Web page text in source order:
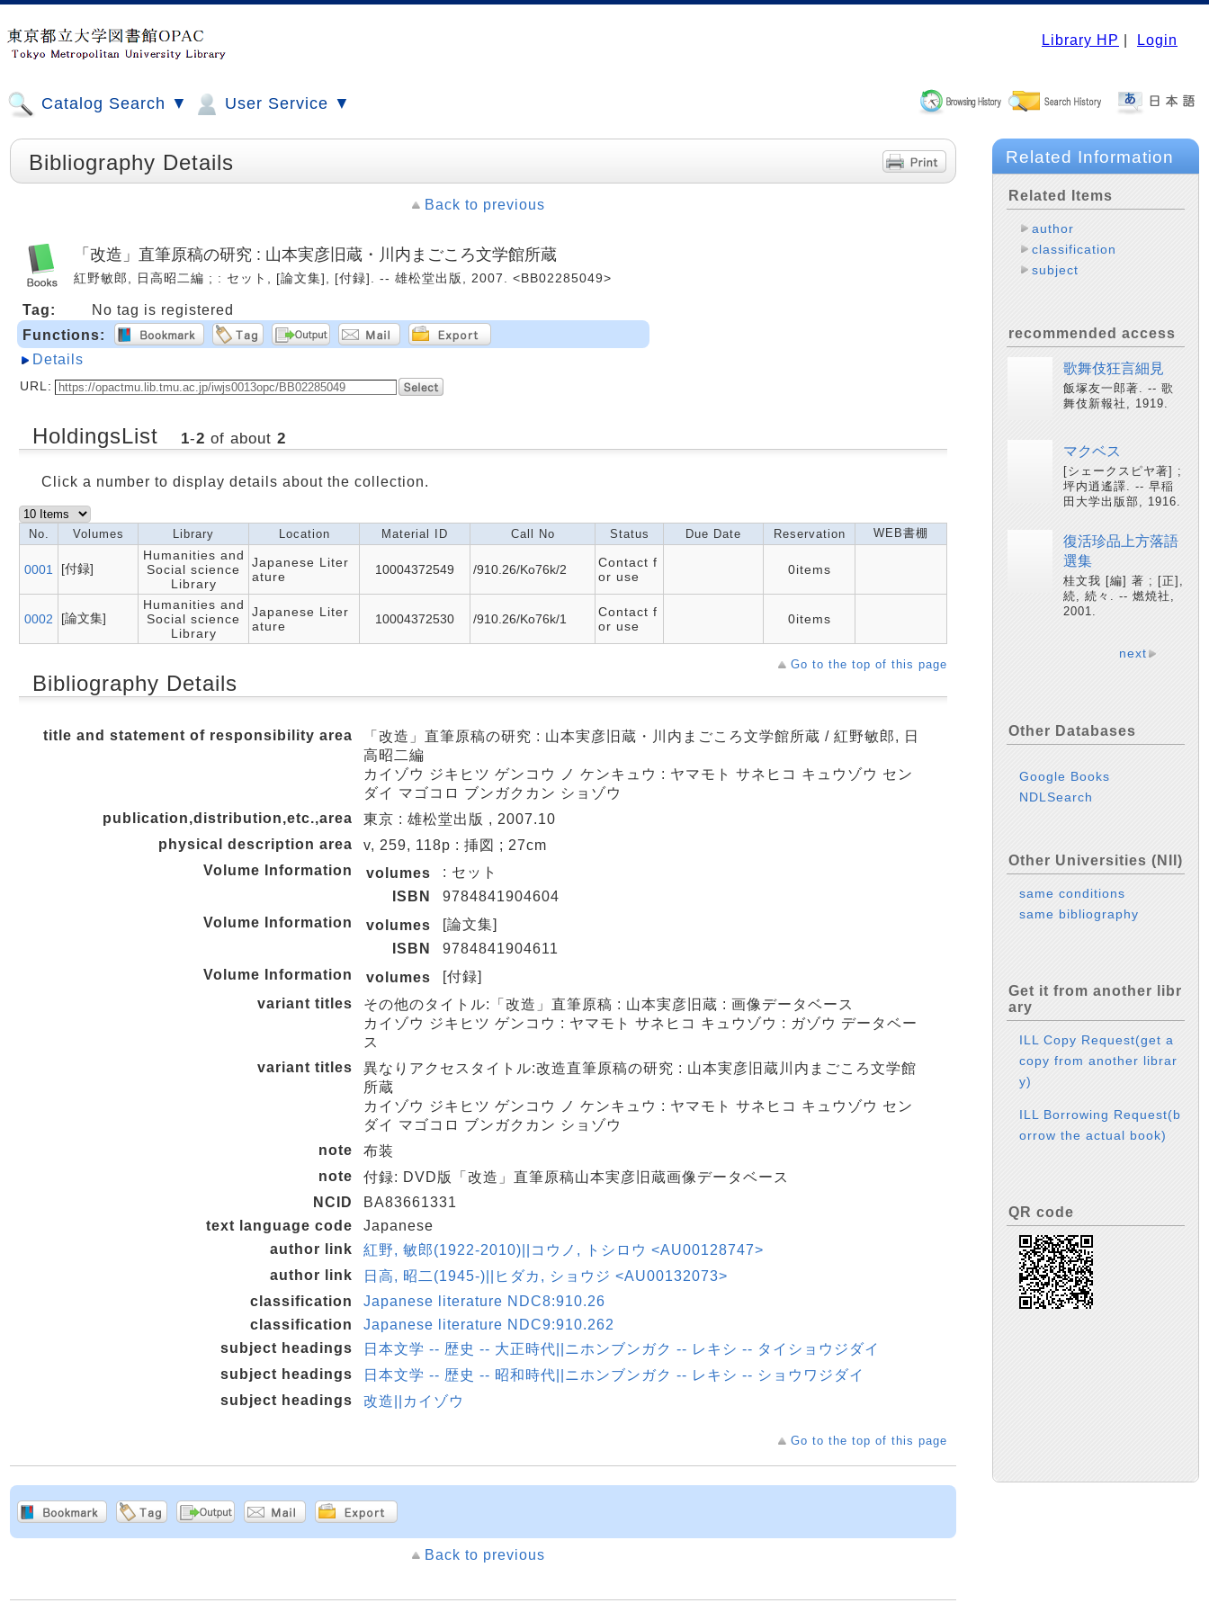
Library HP Login
Catalog Search ▼ User Service ▼
Bibliography Details
Back to previous
「改造」直筆原稿の研究 : 山本実彦旧蔵・川内まごころ文学館所蔵
紅野敏郎, 日高昭二編 ; : セット, [論文集], [付録]. -- 雄松堂出版, 2007. <BB02285049>
Tag:
No tag is registered
Functions:
Details
URL:
HoldingsList 1-2 of about 2
Click a number to display details about the collection.
No. Volumes Library Location Material ID Call No Status Due Date Reservation WEB書棚
0001 [付録]
Humanities and
Social science
Library
Japanese Liter
ature
10004372549 /910.26/Ko76k/2
Contact f
or use
0items
0002 [論文集]
Humanities and
Social science
Library
Japanese Liter
ature
10004372530 /910.26/Ko76k/1
Contact f
or use
0items
Go to the top of this page
Bibliography Details
title and statement of responsibility area
「改造」直筆原稿の研究 : 山本実彦旧蔵・川内まごころ文学館所蔵 / 紅野敏郎, 日
高昭二編
カイゾウ ジキヒツ ゲンコウ ノ ケンキュウ : ヤマモト サネヒコ キュウゾウ セン
ダイ マゴコロ ブンガクカン ショゾウ
publication,distribution,etc.,area
東京 : 雄松堂出版 , 2007.10
physical description area
v, 259, 118p : 挿図 ; 27cm
Volume Information
volumes
: セット
ISBN
9784841904604
Volume Information
volumes
[論文集]
ISBN
9784841904611
Volume Information
volumes
[付録]
variant titles
その他のタイトル:「改造」直筆原稿 : 山本実彦旧蔵 : 画像データベース
カイゾウ ジキヒツ ゲンコウ : ヤマモト サネヒコ キュウゾウ : ガゾウ データベー
ス
variant titles
異なりアクセスタイトル:改造直筆原稿の研究 : 山本実彦旧蔵川内まごころ文学館
所蔵
カイゾウ ジキヒツ ゲンコウ ノ ケンキュウ : ヤマモト サネヒコ キュウゾウ セン
ダイ マゴコロ ブンガクカン ショゾウ
note
布装
note
付録: DVD版「改造」直筆原稿山本実彦旧蔵画像データベース
NCID
BA83661331
text language code
Japanese
author link
紅野, 敏郎(1922-2010)||コウノ, トシロウ <AU00128747>
author link
日高, 昭二(1945-)||ヒダカ, ショウジ <AU00132073>
classification
Japanese literature NDC8:910.26
classification
Japanese literature NDC9:910.262
subject headings
日本文学 -- 歴史 -- 大正時代||ニホンブンガク -- レキシ -- タイショウジダイ
subject headings
日本文学 -- 歴史 -- 昭和時代||ニホンブンガク -- レキシ -- ショウワジダイ
subject headings
改造||カイゾウ
Go to the top of this page
Back to previous
Related Information
Related Items
author
classification
subject
recommended access
歌舞伎狂言細見
飯塚友一郎著. -- 歌
舞伎新報社, 1919.
マクベス
[シェークスピヤ著] ;
坪内逍遙譯. -- 早稲
田大学出版部, 1916.
復活珍品上方落語
選集
桂文我 [編] 著 ; [正],
続, 続々. -- 燃焼社,
2001.
next
Other Databases
Google Books
NDLSearch
Other Universities (NII)
same conditions
same bibliography
Get it from another libr
ary
ILL Copy Request(get a
copy from another librar
y)
ILL Borrowing Request(b
orrow the actual book)
QR code